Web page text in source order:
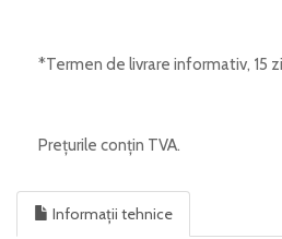
*Termen de livrare informativ, 15
Prețurile conțin TVA.
Informații tehnice